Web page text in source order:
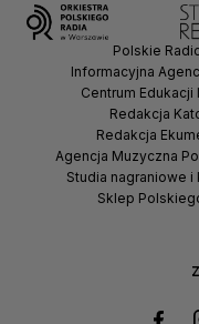
Polskie
Informacyjna
Centrum Edukacji
Redakcja
Redakcja
Agencja Muzyczna
Studia nagraniowe
Sklep